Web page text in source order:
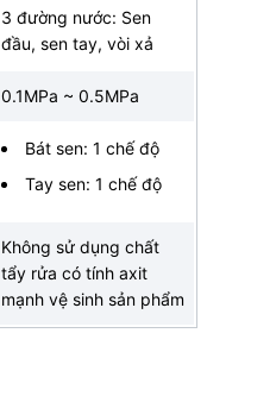
3 đường nước: Sen
đầu, sen tay, vòi xả
0.1MPa ~ 0.5MPa
Bát sen: 1 chế độ
Tay sen: 1 chế độ
Không sử dụng chất
tẩy rửa có tính axit
mạnh vệ sinh sản phẩm